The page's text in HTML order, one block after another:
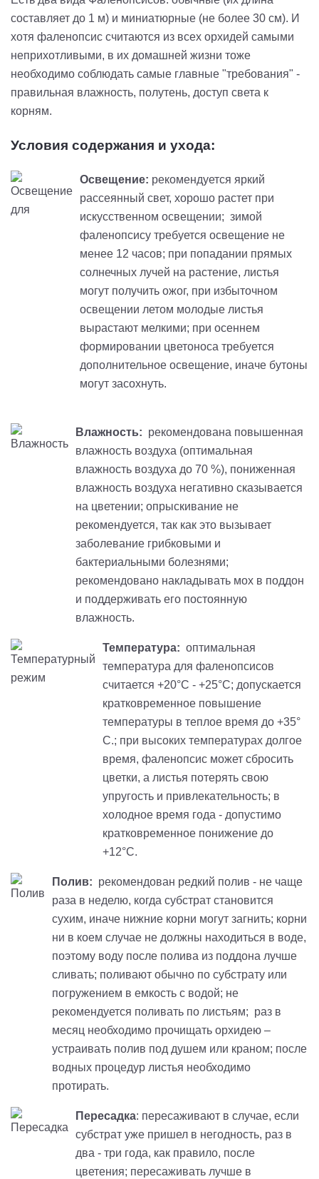
составляет до 1 м) и миниатюрные (не более 30 см). И
хотя фаленопсис считаются из всех орхидей самыми
неприхотливыми, в их домашней жизни тоже
необходимо соблюдать самые главные "требования" -
правильная влажность, полутень, доступ света к
корням.
Условия содержания и ухода:
Освещение: рекомендуется яркий
рассеянный свет, хорошо растет при
искусственном освещении; зимой
фаленопсису требуется освещение не
менее 12 часов; при попадании прямых
солнечных лучей на растение, листья
могут получить ожог, при избыточном
освещении летом молодые листья
вырастают мелкими; при осеннем
формировании цветоноса требуется
дополнительное освещение, иначе бутоны
могут засохнуть.
Влажность: рекомендована повышенная
влажность воздуха (оптимальная
влажность воздуха до 70 %), пониженная
влажность воздуха негативно сказывается
на цветении; опрыскивание не
рекомендуется, так как это вызывает
заболевание грибковыми и
бактериальными болезнями;
рекомендовано накладывать мох в поддон
и поддерживать его постоянную
влажность.
Температура: оптимальная
температура для фаленопсисов
считается +20°С - +25°С; допускается
кратковременное повышение
температуры в теплое время до +35°
С.; при высоких температурах долгое
время, фаленопсис может сбросить
цветки, а листья потерять свою
упругость и привлекательность; в
холодное время года - допустимо
кратковременное понижение до
+12°С.
Полив: рекомендован редкий полив - не чаще
раза в неделю, когда субстрат становится
сухим, иначе нижние корни могут загнить; корни
ни в коем случае не должны находиться в воде,
поэтому воду после полива из поддона лучше
сливать; поливают обычно по субстрату или
погружением в емкость с водой; не
рекомендуется поливать по листьям; раз в
месяц необходимо прочищать орхидею –
устраивать полив под душем или краном; после
водных процедур листья необходимо
протирать.
Пересадка: пересаживают в случае, если
субстрат уже пришел в негодность, раз в
два - три года, как правило, после
цветения; пересаживать лучше в